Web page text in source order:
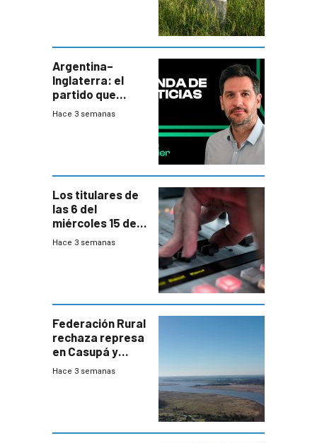
departamental
Argentina–
Inglaterra: el
partido que
nunca termina
Hace 3 semanas
Los titulares de
las 6 del
miércoles 15 de
julio de 2026
Hace 3 semanas
Federación Rural
rechaza represa
en Casupá y
firma demanda
Hace 3 semanas